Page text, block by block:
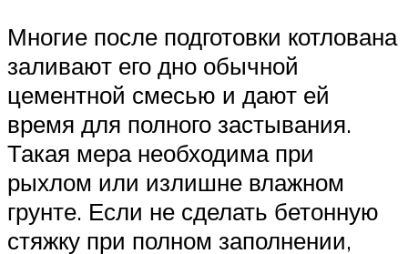
Многие после подготовки котлована
заливают его дно обычной
цементной смесью и дают ей
время для полного застывания.
Такая мера необходима при
рыхлом или излишне влажном
грунте. Если не сделать бетонную
стяжку при полном заполнении,